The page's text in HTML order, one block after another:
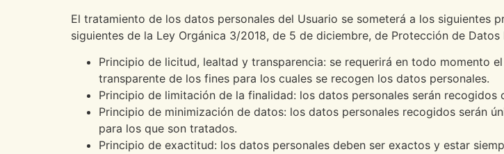
El tratamiento de los datos personales del Usuario se someterá a los
siguientes de la Ley Orgánica 3/2018, de 5 de diciembre, de Protección de
Principio de licitud, lealtad y transparencia: se requerirá en todo momento
transparente de los fines para los cuales se recogen los datos personales.
Principio de limitación de la finalidad: los datos personales serán
Principio de minimización de datos: los datos personales recogidos serán
para los que son tratados.
Principio de exactitud: los datos personales deben ser exactos y estar